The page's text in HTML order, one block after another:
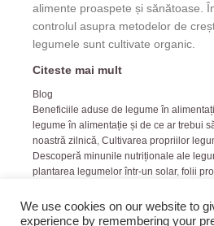
alimente proaspete și sănătoase.
controlul asupra metodelor de
legumele sunt cultivate organic.
Citeste mai mult
Blog
Beneficiile aduse de legume în
legume în alimentație și de ce ar trebui
noastră zilnică, Cultivarea propriilor
Descoperă minunile nutriționale ale
plantarea legumelor într-un solar, folii
We use cookies on our website to
experience by remembering your